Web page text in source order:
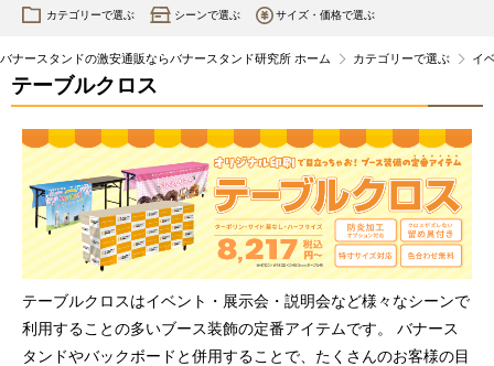
カテゴリーで選ぶ シーンで選ぶ サイズ・価格で選ぶ
バナースタンドの激安通販ならバナースタンド研究所 ホーム カテゴリーで選ぶ イ
テーブルクロス
テーブルクロスはイベント・展示会・説明会など様々なシーンで
利用することの多いブース装飾の定番アイテムです。 バナース
タンドやバックボードと併用することで、たくさんのお客様の目